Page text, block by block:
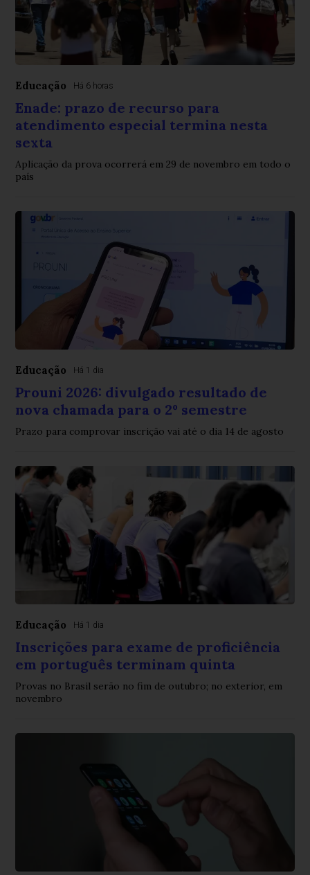
Educação Há 6 horas
Enade: prazo de recurso para
atendimento especial termina nesta
sexta
Aplicação da prova ocorrerá em 29 de novembro em todo o
país
Educação Há 1 dia
Prouni 2026: divulgado resultado de
nova chamada para o 2º semestre
Prazo para comprovar inscrição vai até o dia 14 de agosto
Educação Há 1 dia
Inscrições para exame de proficiência
em português terminam quinta
Provas no Brasil serão no fim de outubro; no exterior, em
novembro